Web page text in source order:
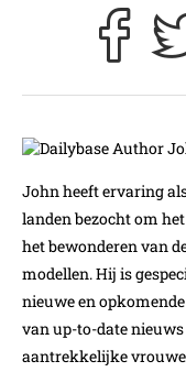
John heeft ervaring
landen bezocht om
het bewonderen van
modellen. Hij is
nieuwe en
van up-to-date
aantrekkelijke